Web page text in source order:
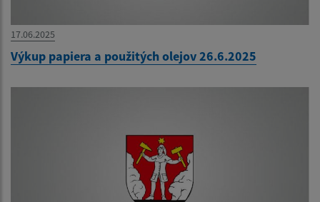
17.06.2025
Výkup papiera a použitých olejov 26.6.2025